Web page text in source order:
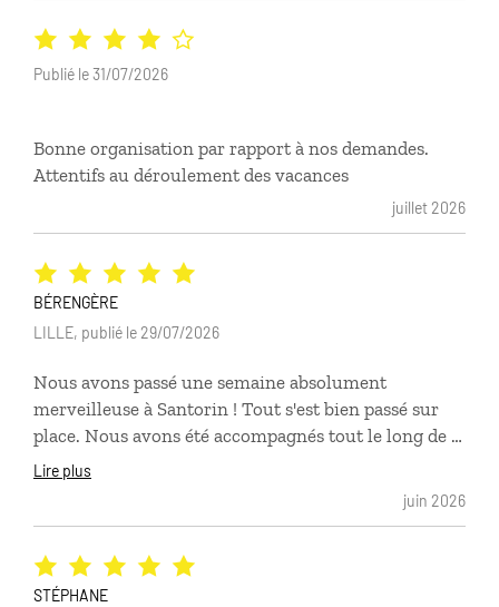
handicapé par rapport au type de routes rencontrées
De même une visite guidée réservée pour 1 personne
en taxi (1 van pour 3 personnes) qui ne faisait
pourtant pas partie de nos demandes !
Bonne organisation par rapport à nos demandes.
Attentifs au déroulement des vacances
juillet 2026
Publié le 31/07/2026
Nous avons passé une semaine absolument
merveilleuse à Santorin ! Tout s'est bien passé sur
place. Nous avons été accompagnés tout le long de la
préparation du voyage, nos besoins et nos envies ont
parfaitement été pris en compte. Le contact régulier
avec notre référente a été précieux, mention spéciale
pratique ! Nous gardons un souvenir mémorable de
ces vacances, une parenthèse enchantée.
Lire plus
juin 2026
BÉRENGÈRE
LILLE, publié le 29/07/2026
STÉPHANE